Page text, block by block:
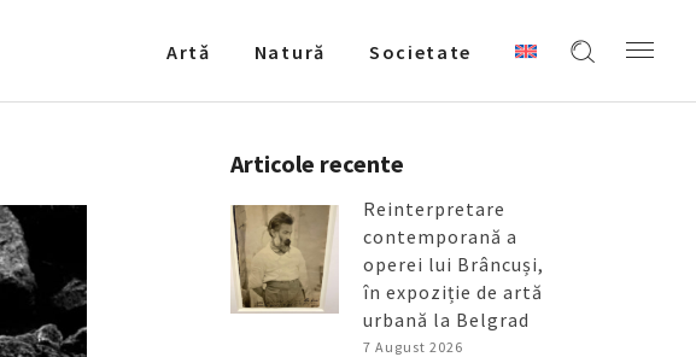
Artǎ Natură Societate
Articole recente
Reinterpretare
contemporană a
operei lui Brâncuși,
în expoziție de artă
urbană la Belgrad
7 August 2026